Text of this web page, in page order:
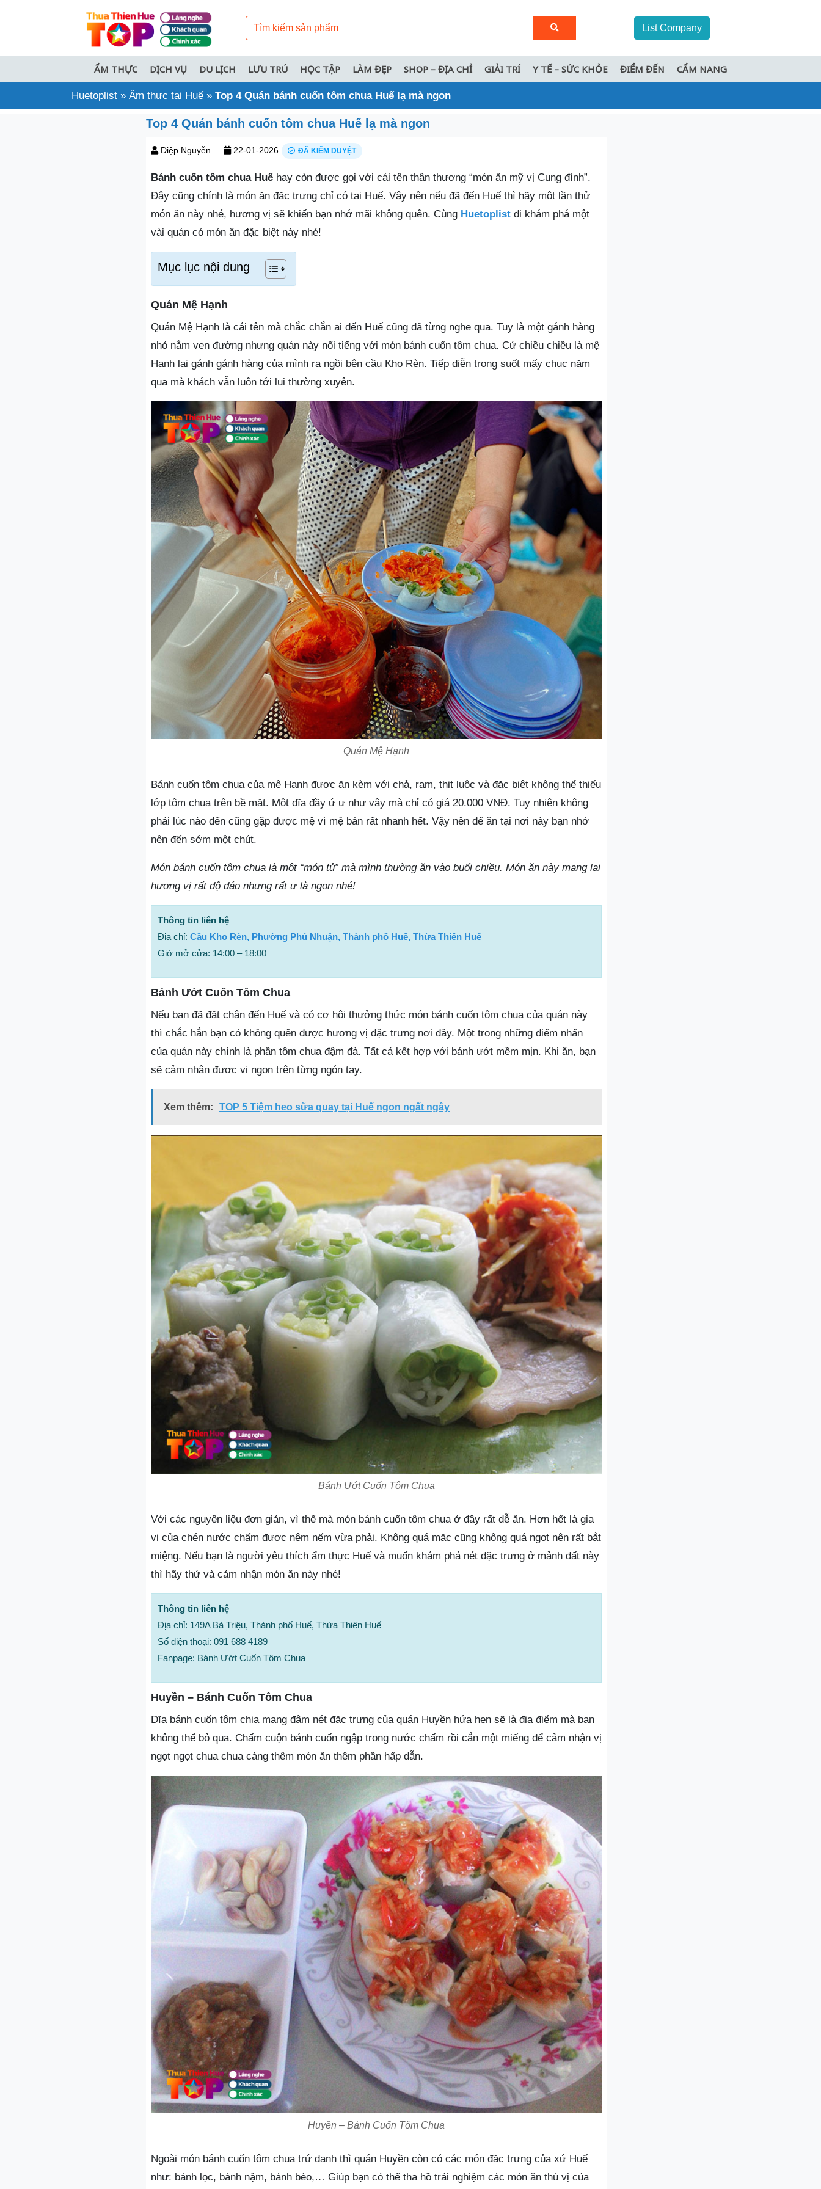
List Company
ẨM THỰC DỊCH VỤ DU LỊCH LƯU TRÚ HỌC TẬP LÀM ĐẸP SHOP – ĐỊA CHỈ GIẢI TRÍ Y TẾ – SỨC KHỎE ĐIỂM ĐẾN CẨM NANG
Huetoplist » Ẩm thực tại Huế » Top 4 Quán bánh cuốn tôm chua Huế lạ mà ngon
Top 4 Quán bánh cuốn tôm chua Huế lạ mà ngon
Diệp Nguyễn 22-01-2026 ĐÃ KIỂM DUYỆT
Bánh cuốn tôm chua Huếhay còn được gọi với cái tên thân thương “món ăn mỹ vị Cung đình”.
Đây cũng chính là món ăn đặc trưng chỉ có tại Huế. Vậy nên nếu đã đến Huế thì hãy một lần thử
món ăn này nhé, hương vị sẽ khiến bạn nhớ mãi không quên. Cùng Huetoplist đi khám phá một
vài quán có món ăn đặc biệt này nhé!
Mục lục nội dung
Quán Mệ Hạnh
Quán Mệ Hạnh là cái tên mà chắc chắn ai đến Huế cũng đã từng nghe qua. Tuy là một gánh hàng
nhỏ nằm ven đường nhưng quán này nổi tiếng với món bánh cuốn tôm chua. Cứ chiều chiều là mệ
Hạnh lại gánh gánh hàng của mình ra ngồi bên cầu Kho Rèn. Tiếp diễn trong suốt mấy chục năm
qua mà khách vẫn luôn tới lui thường xuyên.
Quán Mệ Hạnh
Bánh cuốn tôm chua của mệ Hạnh được ăn kèm với chả, ram, thịt luộc và đặc biệt không thể thiếu
lớp tôm chua trên bề mặt. Một dĩa đầy ứ ự như vậy mà chỉ có giá 20.000 VNĐ. Tuy nhiên không
phải lúc nào đến cũng gặp được mệ vì mệ bán rất nhanh hết. Vậy nên để ăn tại nơi này bạn nhớ
nên đến sớm một chút.
Món bánh cuốn tôm chua là một “món tủ” mà mình thường ăn vào buổi chiều. Món ăn này mang lại
hương vị rất độ đáo nhưng rất ư là ngon nhé!
Thông tin liên hệ
Địa chỉ: Cầu Kho Rèn, Phường Phú Nhuận, Thành phố Huế, Thừa Thiên Huế
Giờ mở cửa: 14:00 – 18:00
Bánh Ướt Cuốn Tôm Chua
Nếu bạn đã đặt chân đến Huế và có cơ hội thưởng thức món bánh cuốn tôm chua của quán này
thì chắc hẳn bạn có không quên được hương vị đặc trưng nơi đây. Một trong những điểm nhấn
của quán này chính là phần tôm chua đậm đà. Tất cả kết hợp với bánh ướt mềm mịn. Khi ăn, bạn
sẽ cảm nhận được vị ngon trên từng ngón tay.
Xem thêm: TOP 5 Tiệm heo sữa quay tại Huế ngon ngất ngây
Bánh Ướt Cuốn Tôm Chua
Với các nguyên liệu đơn giản, vì thế mà món bánh cuốn tôm chua ở đây rất dễ ăn. Hơn hết là gia
vị của chén nước chấm được nêm nếm vừa phải. Không quá mặc cũng không quá ngọt nên rất bắt
miệng. Nếu bạn là người yêu thích ẩm thực Huế và muốn khám phá nét đặc trưng ở mảnh đất này
thì hãy thử và cảm nhận món ăn này nhé!
Thông tin liên hệ
Địa chỉ: 149A Bà Triệu, Thành phố Huế, Thừa Thiên Huế
Số điện thoại: 091 688 4189
Fanpage: Bánh Ướt Cuốn Tôm Chua
Huyền – Bánh Cuốn Tôm Chua
Dĩa bánh cuốn tôm chia mang đậm nét đặc trưng của quán Huyền hứa hẹn sẽ là địa điểm mà bạn
không thể bỏ qua. Chấm cuộn bánh cuốn ngập trong nước chấm rồi cắn một miếng để cảm nhận vị
ngọt ngọt chua chua càng thêm món ăn thêm phần hấp dẫn.
Huyền – Bánh Cuốn Tôm Chua
Ngoài món bánh cuốn tôm chua trứ danh thì quán Huyền còn có các món đặc trưng của xứ Huế
như: bánh lọc, bánh nậm, bánh bèo,… Giúp bạn có thể tha hồ trải nghiệm các món ăn thú vị của